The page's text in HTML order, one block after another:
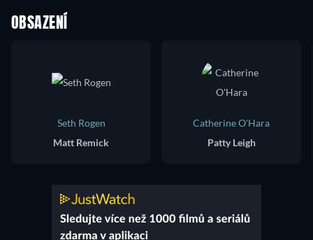
OBSAZENÍ
Seth Rogen
Matt Remick
Catherine O'Hara
Patty Leigh